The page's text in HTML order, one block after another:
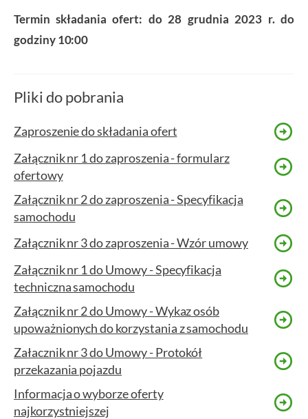
Termin składania ofert: do 28 grudnia 2023 r. do
godziny 10:00
Pliki do pobrania
Zaproszenie do składania ofert
Załącznik nr 1 do zaproszenia - formularz
ofertowy
Załącznik nr 2 do zaproszenia - Specyfikacja
samochodu
Załącznik nr 3 do zaproszenia - Wzór umowy
Załącznik nr 1 do Umowy - Specyfikacja
techniczna samochodu
Załącznik nr 2 do Umowy - Wykaz osób
upoważnionych do korzystania z samochodu
Załacznik nr 3 do Umowy - Protokół
przekazania pojazdu
Informacja o wyborze oferty
najkorzystniejszej